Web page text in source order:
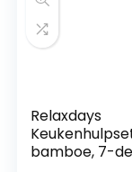
Relaxdays
bamboe, 7-